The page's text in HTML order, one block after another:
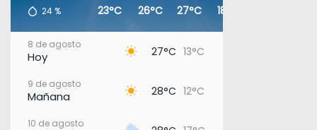
24 % 23°C 26°C 27°C 18°C
8 de agosto
Hoy 27°C 13°C
9 de agosto
Mañana 28°C 12°C
10 de agosto